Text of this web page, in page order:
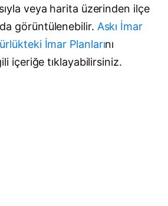
veya harita üzerinden ilçe
görüntülenebilir. Askı İmar
İmar Planlarını
içeriğe tıklayabilirsiniz.